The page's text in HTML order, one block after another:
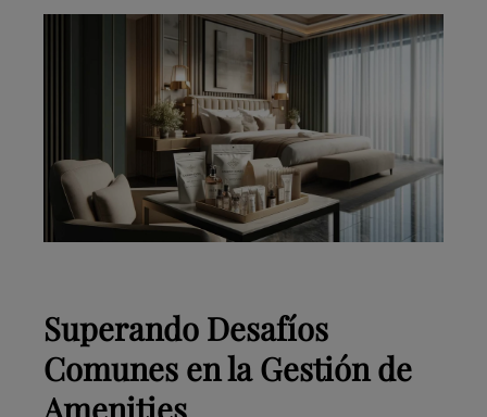
Superando Desafíos
Comunes en la Gestión de
Amenities